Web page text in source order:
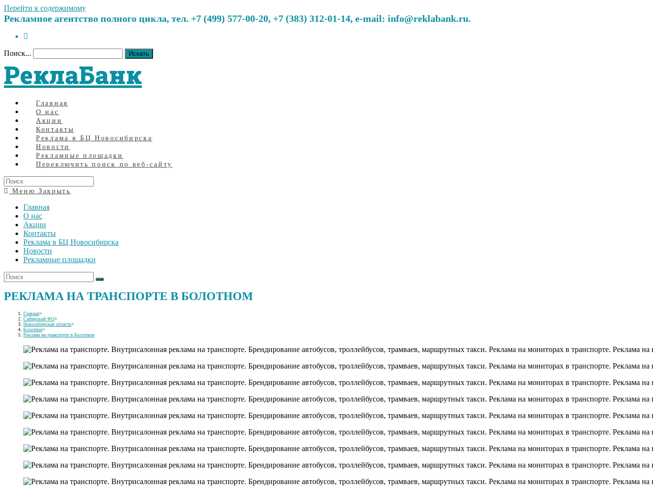
Перейти к содержимому
Рекламное агентство полного цикла, тел. +7 (499) 577-00-20, +7 (383) 312-01-14, e-mail: info@reklabank.ru.
Поиск... Искать
РеклаБанк
Главная
О нас
Акции
Контакты
Реклама в БЦ Новосибирска
Новости
Рекламные площадки
Переключить поиск по веб-сайту
Меню Закрыть
Главная
О нас
Акции
Контакты
Реклама в БЦ Новосибирска
Новости
Рекламные площадки
РЕКЛАМА НА ТРАНСПОРТЕ В БОЛОТНОМ
Главная>
Сибирский ФО>
Новосибирская область>
Болотное>
Реклама на транспорте в Болотном